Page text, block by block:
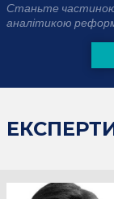
Станьте частиною
аналітикою